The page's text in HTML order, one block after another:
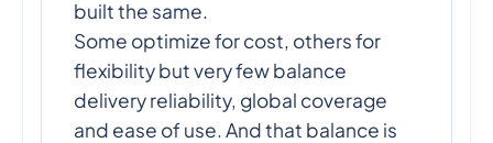
built the same.
Some optimize for cost, others for
flexibility but very few balance
delivery reliability, global coverage
and ease of use. And that balance is